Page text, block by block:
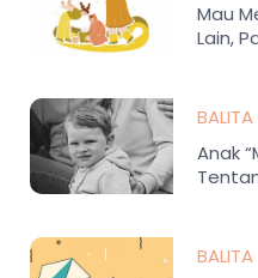
Mau
Lain,
BALITA
Anak
BALITA